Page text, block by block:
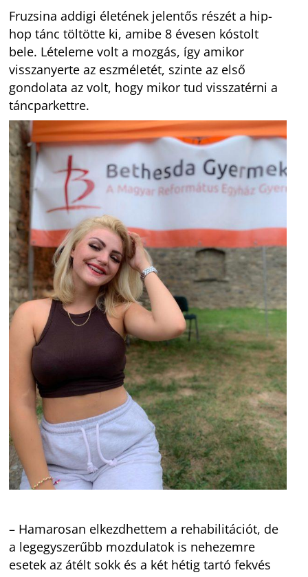
Fruzsina addigi életének jelentős részét a hip-
hop tánc töltötte ki, amibe 8 évesen kóstolt
bele. Lételeme volt a mozgás, így amikor
visszanyerte az eszméletét, szinte az első
gondolata az volt, hogy mikor tud visszatérni a
táncparkettre.
– Hamarosan elkezdhettem a rehabilitációt, de
a legegyszerűbb mozdulatok is nehezemre
esetek az átélt sokk és a két hétig tartó fekvés